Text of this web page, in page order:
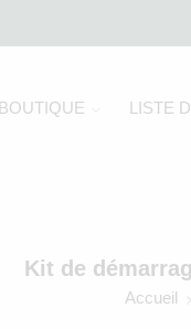
BOUTIQUE LISTE
Kit de
Accueil